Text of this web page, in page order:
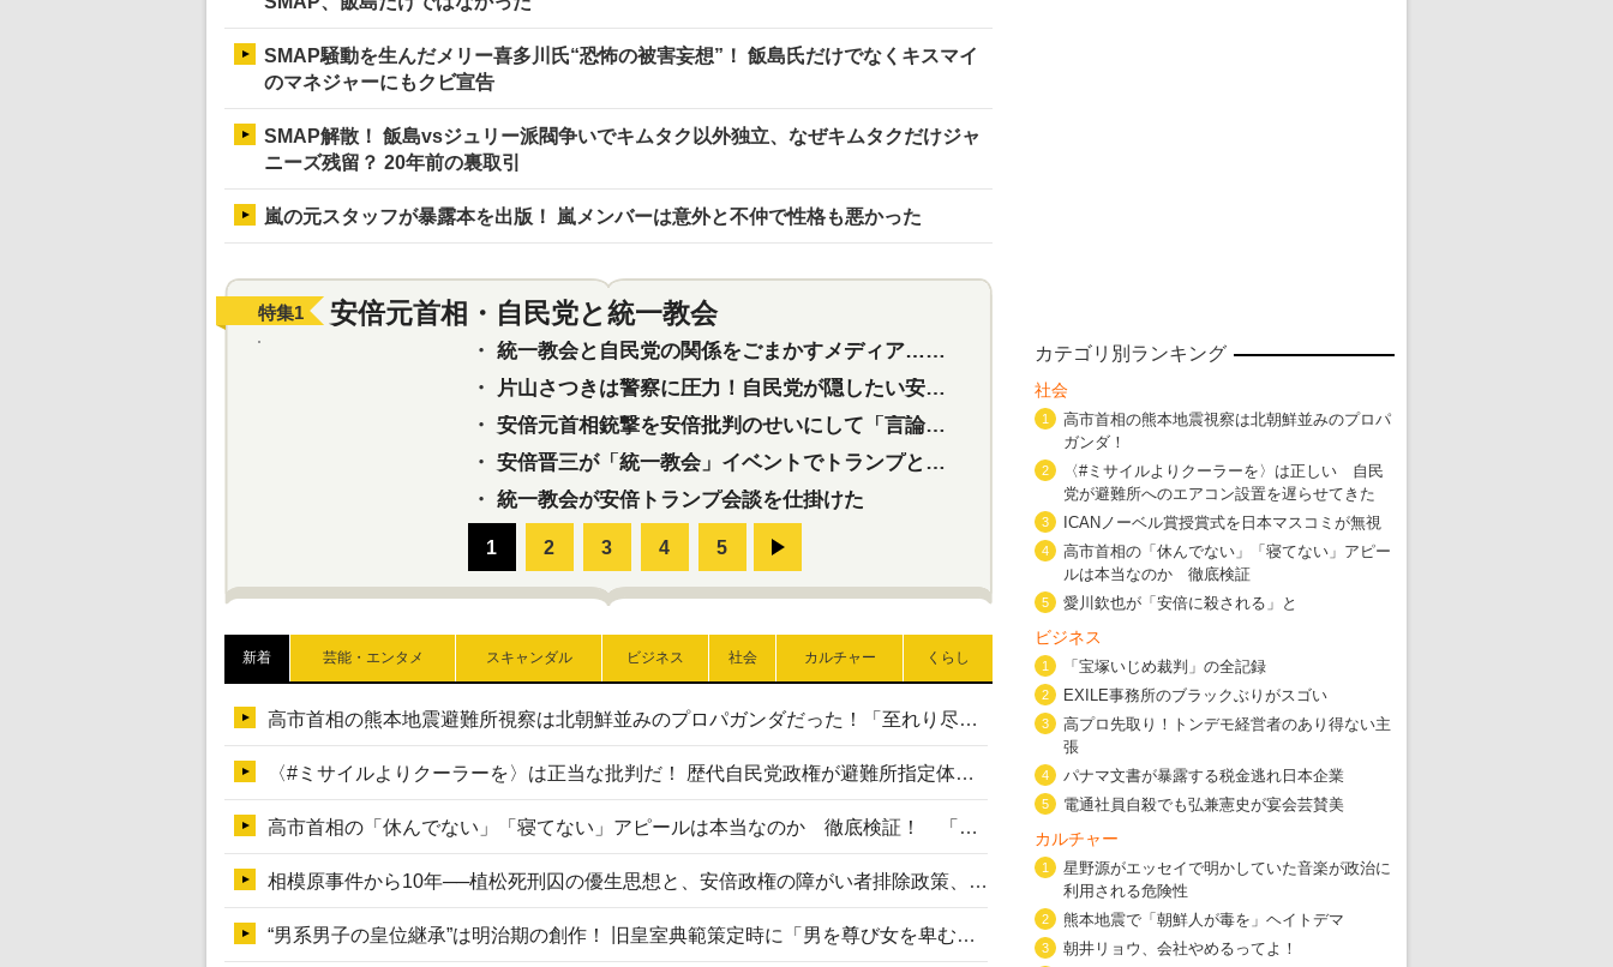
SMAP騒動を生んだメリー喜多川氏“恐怖の被害妄想”！ 飯島氏だけでなくキスマイ
のマネジャーにもクビ宣告
SMAP解散！ 飯島vsジュリー派閥争いでキムタク以外独立、なぜキムタクだけジャ
ニーズ残留？ 20年前の裏取引
嵐の元スタッフが暴露本を出版！ 嵐メンバーは意外と不仲で性格も悪かった
特集1 安倍元首相・自民党と統一教会
・ 統一教会と自民党の関係をごまかすメディア…民放は有田芳生に発言自粛を要求
・
片山さつきは警察に圧力！自民党が隠したい安倍元首相と統一教会の深い関係
・ 安倍元首相銃撃を安倍批判のせいにして「言論封殺」に利用する自民党応援団
・ 安倍晋三が「統一教会」イベントでトランプと演説！同性婚や夫婦別姓を攻撃
・ 統一教会が安倍トランプ会談を仕掛けた
・ 五輪入場行進にすぎやまこういちの曲、杉田水脈の
・ 五輪サッカー・久保建英が南アの陽性者に「僕らに損ではない
・ 五輪関係者が入国当日、築地を散歩！
・ 五輪でIOCラウンジ以外にVIPルーム、広告代理店は物品購入
新着 芸能・エンタメ スキャンダル ビジネス 社会 カルチャー くらし
高市首相の熊本地震避難所視察は北朝鮮並みのプロパガンダだった！「至れり尽くせり」の選ばれた避難所の一方で実態は…
〈#ミサイルよりクーラーを〉は正当な批判だ！ 歴代自民党政権が避難所指定体育館へのエアコン設置を遅らせてきた客観的事実
高市首相の「休んでない」「寝てない」アピールは本当なのか 徹底検証！ 「資料読み込み」「アイロンがけ」も矛盾だらけ…
相模原事件から10年──植松死刑囚の優生思想と、安倍政権の障がい者排除政策、右派勢力の差別主義との関係を改めて問う
“男系男子の皇位継承”は明治期の創作！ 旧皇室典範策定時に「男を尊び女を卑むの慣習、人民の脳髄」とトンデモ論で女性天皇を否定
カテゴリ別ランキング
社会
1
高市首相の熊本地震視察は北朝鮮並みのプロパ
ガンダ！
2
〈#ミサイルよりクーラーを〉は正しい 自民
党が避難所へのエアコン設置を遅らせてきた
3 ICANノーベル賞授賞式を日本マスコミが無視
4
高市首相の「休んでない」「寝てない」アピー
ルは本当なのか 徹底検証
5 愛川欽也が「安倍に殺される」と
ビジネス
1 「宝塚いじめ裁判」の全記録
2 EXILE事務所のブラックぶりがスゴい
3
高プロ先取り！トンデモ経営者のあり得ない主
張
4 パナマ文書が暴露する税金逃れ日本企業
5 電通社員自殺でも弘兼憲史が宴会芸賛美
カルチャー
1
星野源がエッセイで明かしていた音楽が政治に
利用される危険性
2 熊本地震で「朝鮮人が毒を」ヘイトデマ
3 朝井リョウ、会社やめるってよ！